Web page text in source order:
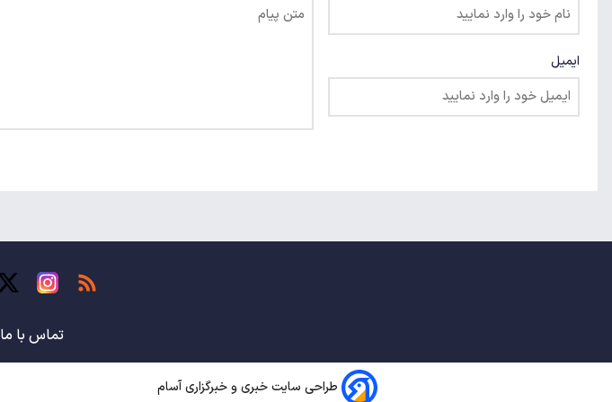
ایمیل
تماس با ما
طراحی سایت خبری و خبرگزاری آسام